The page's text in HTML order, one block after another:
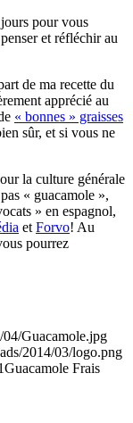
jours pour vous
et réfléchir au
de ma recette du
apprécié au
« bonnes » graisses
sûr, et si vous ne
la culture générale
« guacamole »,
» en espagnol,
et Forvo! Au
pourrez
Guacamole.jpg
2014/03/logo.png
Guacamole Frais